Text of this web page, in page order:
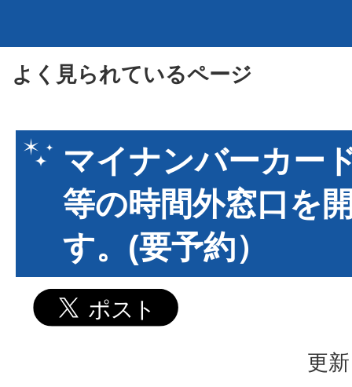
よく見られているページ
マイナンバーカー
等の時間外窓口を
す。(要予約）
更